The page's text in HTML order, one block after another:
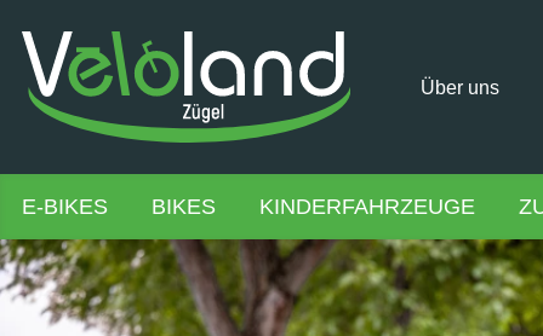
Über uns
E-BIKES BIKES KINDERFAHRZEUGE